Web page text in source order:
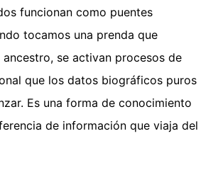
funcionan como puentes
tocamos una prenda que
se activan procesos de
que los datos biográficos puros
Es una forma de conocimiento
de información que viaja del